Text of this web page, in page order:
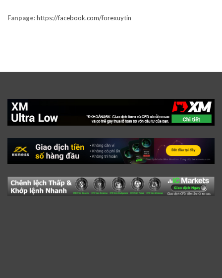
Fanpage:https://facebook.com/forexuytin